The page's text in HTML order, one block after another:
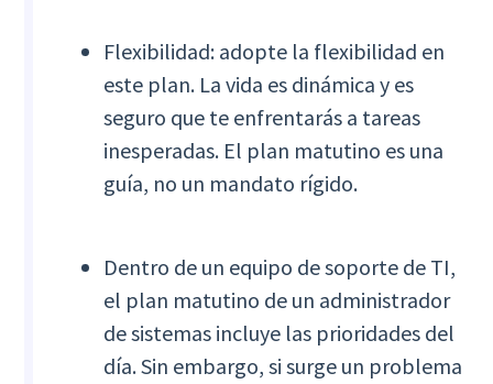
Flexibilidad: adopte la flexibilidad en
este plan. La vida es dinámica y es
seguro que te enfrentarás a tareas
inesperadas. El plan matutino es una
guía, no un mandato rígido.
Dentro de un equipo de soporte de TI,
el plan matutino de un administrador
de sistemas incluye las prioridades del
día. Sin embargo, si surge un problema